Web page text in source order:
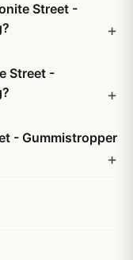
Street -
Street -
- Gummistropper